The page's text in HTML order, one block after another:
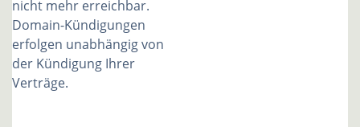
nicht mehr erreichbar.
Domain-Kündigungen
erfolgen unabhängig von
der Kündigung Ihrer
Verträge.